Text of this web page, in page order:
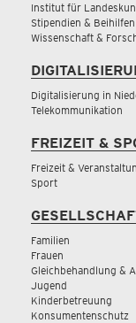
Institut für
Stipendien & Beihilfen
Wissenschaft &
Digitalisierung in
Telekommunikation
FREIZEIT &
Freizeit &
Sport
Familien
Frauen
Gleichbehandlung &
Jugend
Kinderbetreuung
Konsumentenschutz